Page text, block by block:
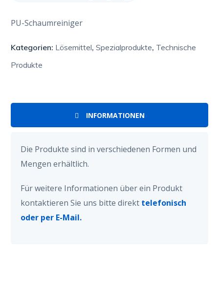
PU-Schaumreiniger
Kategorien: Lösemittel,Spezialprodukte, Technische
Produkte
INFORMATIONEN
Die Produkte sind in verschiedenen Formen und
Mengen erhältlich.
Für weitere Informationen über ein Produkt
kontaktieren Sie uns bitte direkt telefonisch
oder per E-Mail.